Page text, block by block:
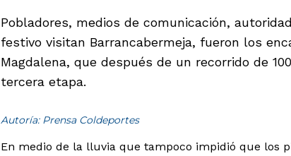
Pobladores, medios de comunicación,
festivo visitan Barrancabermeja, fueron los
Magdalena, que después de un recorrido de
tercera etapa.
Autoría: Prensa Coldeportes
En medio de la lluvia que tampoco impidió que los